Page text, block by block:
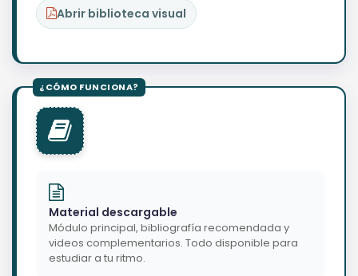
Abrir biblioteca visual
Material descargable
Módulo principal, bibliografía recomendada y
videos complementarios. Todo disponible para
estudiar a tu ritmo.